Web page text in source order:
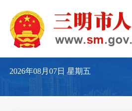
2026年08月07日星期五